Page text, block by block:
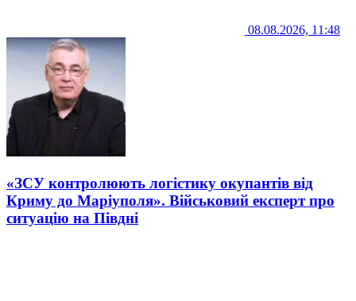
08.08.2026, 11:48
«ЗСУ контролюють логістику окупантів від
Криму до Маріуполя». Військовий експерт про
ситуацію на Півдні